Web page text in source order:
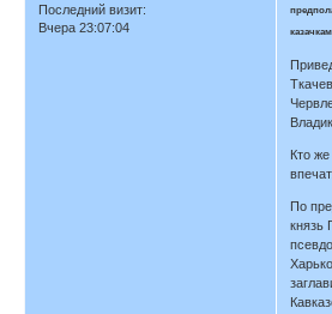
Последний визит:
Вчера 23:07:04
Кто же
По
князь